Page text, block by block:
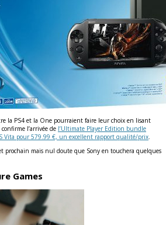
la PS4 et la One pourraient faire leur choix en lisant
l’arrivée de l’Ultimate Player Edition bundle
Vita pour 579.99 €, un excellent rapport qualité/prix.
prochain mais nul doute que Sony en touchera quelques
Games